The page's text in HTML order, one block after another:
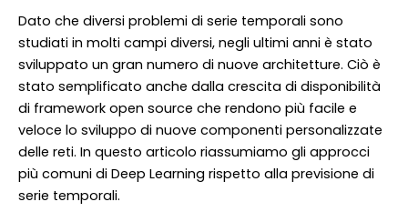
Dato che diversi problemi di serie temporali sono
studiati in molti campi diversi, negli ultimi anni è stato
sviluppato un gran numero di nuove architetture. Ciò è
stato semplificato anche dalla crescita di disponibilità
di framework open source che rendono più facile e
veloce lo sviluppo di nuove componenti personalizzate
delle reti. In questo articolo riassumiamo gli approcci
più comuni di Deep Learning rispetto alla previsione di
serie temporali.